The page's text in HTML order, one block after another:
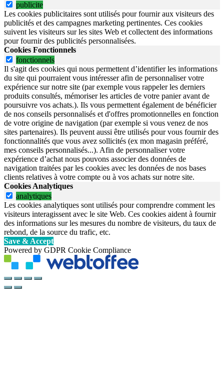
publicite
Les cookies publicitaires sont utilisés pour fournir aux visiteurs des
publicités et des campagnes marketing pertinentes. Ces cookies
suivent les visiteurs sur les sites Web et collectent des informations
pour fournir des publicités personnalisées.
Cookies Fonctionnels
fonctionnels
Il s'agit des cookies qui nous permettent d’identifier les informations
du site qui pourraient vous intéresser afin de personnaliser votre
expérience sur notre site (par exemple vous rappeler les derniers
produits consultés, mémoriser les articles de votre panier avant de
poursuivre vos achats.). Ils vous permettent également de bénéficier
de nos conseils personnalisés et d'offres promotionnelles en fonction
de votre origine de navigation (par exemple si vous venez de nos
sites partenaires). Ils peuvent aussi être utilisés pour vous fournir des
fonctionnalités que vous avez sollicités (ex mon magasin préféré,
mes conseils personnalisés...). Afin de personnaliser votre
expérience d’achat nous pouvons associer des données de
navigation traitées par les cookies avec les données de nos bases
clients relatives à votre compte ou à vos achats sur notre site.
Cookies Analytiques
analytiques
Les cookies analytiques sont utilisés pour comprendre comment les
visiteurs interagissent avec le site Web. Ces cookies aident à fournir
des informations sur les mesures du nombre de visiteurs, du taux de
rebond, de la source du trafic, etc.
Save & Accept
Powered by GDPR Cookie Compliance